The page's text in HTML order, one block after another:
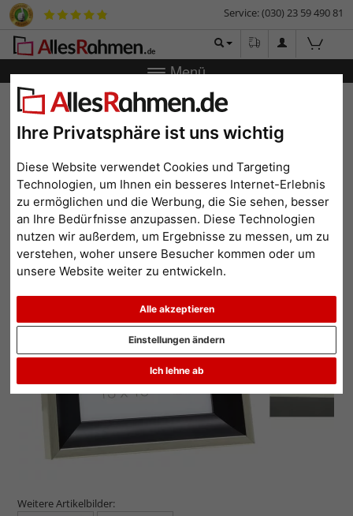
Ihre Privatsphäre ist uns wichtig
Diese Website verwendet Cookies und Targeting
Technologien, um Ihnen ein besseres Internet-Erlebnis
zu ermöglichen und die Werbung, die Sie sehen, besser
an Ihre Bedürfnisse anzupassen. Diese Technologien
nutzen wir außerdem, um Ergebnisse zu messen, um zu
verstehen, woher unsere Besucher kommen oder um
unsere Website weiter zu entwickeln.
Alle akzeptieren
Ich lehne ab
Einstellungen ändern
Service: (030) 23 59 490 81
Menü
Zurück| Bilderrahmen-Shop Bilderrahmen
Bilderrahmen Yser
Holz-Bilderrahmen Yser
Zurück
Weitere Artikelbilder: